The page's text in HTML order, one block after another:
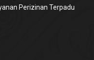
Perizinan Terpadu